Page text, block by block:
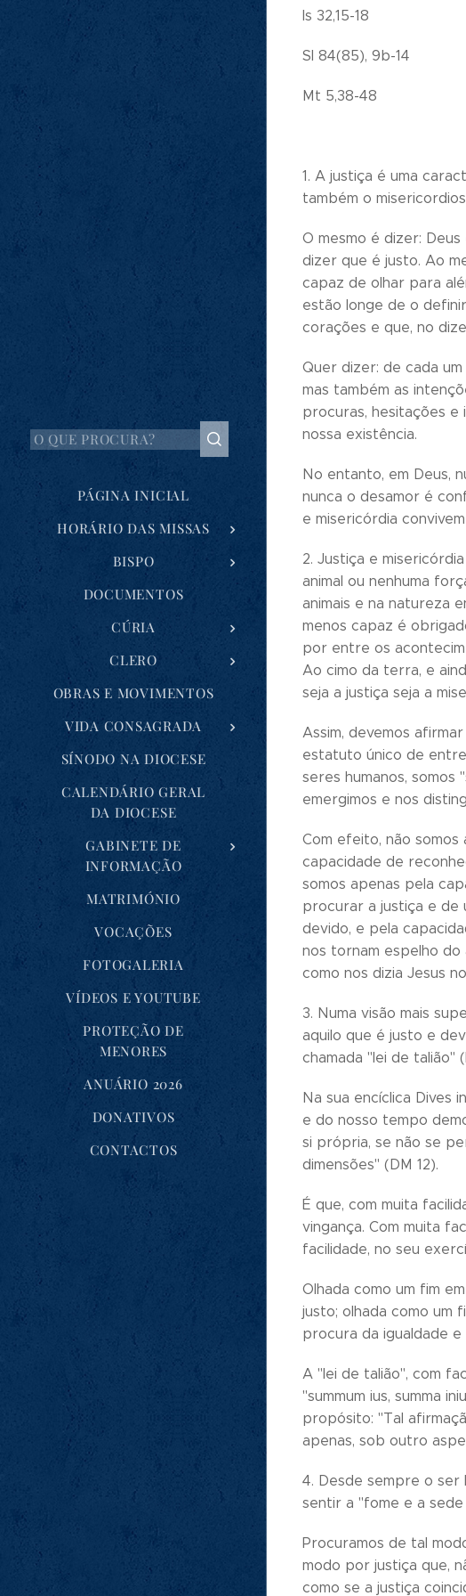
PÁGINA INICIAL
HORÁRIO DAS MISSAS
BISPO
DOCUMENTOS
CÚRIA
CLERO
OBRAS E MOVIMENTOS
VIDA CONSAGRADA
SÍNODO NA DIOCESE
CALENDÁRIO GERAL
DA DIOCESE
GABINETE DE
INFORMAÇÃO
MATRIMÓNIO
VOCAÇÕES
FOTOGALERIA
VÍDEOS E YOUTUBE
PROTEÇÃO DE
MENORES
ANUÁRIO 2026
DONATIVOS
CONTACTOS
Is 32,15-18
Sl 84(85), 9b-14
Mt 5,38-48
1. A justiça é uma
também o
O mesmo é dizer:
dizer que é justo. Ao
capaz de olhar para
estão longe de o
corações e que, no
Quer dizer: de cada
mas também as
procuras, hesitações e
nossa existência.
No entanto, em Deus,
nunca o desamor é
e misericórdia
2. Justiça e
animal ou nenhuma
animais e na natureza
menos capaz é
por entre os
Ao cimo da terra, e
seja a justiça seja a
Assim, devemos
estatuto único de entre
seres humanos,
emergimos e nos
Com efeito, não somos
capacidade de
somos apenas pela
procurar a justiça e de
devido, e pela
nos tornam espelho
como nos dizia Jesus
3. Numa visão mais
aquilo que é justo e
chamada "lei de talião"
Na sua encíclica Dives
e do nosso tempo
si própria, se não se
dimensões" (DM 12).
É que, com muita
vingança. Com muita
facilidade, no seu
Olhada como um fim
justo; olhada como um
procura da igualdade
A "lei de talião", com
"summum ius, summa
propósito: "Tal
apenas, sob outro
4. Desde sempre o ser
sentir a "fome e a
Procuramos de tal
modo por justiça que,
como se a justiça